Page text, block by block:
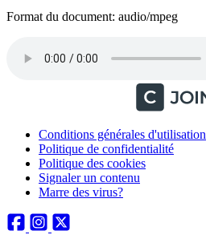
Format du document: audio/mpeg
Conditions générales d'utilisation
Politique de confidentialité
Politique des cookies
Signaler un contenu
Marre des virus?